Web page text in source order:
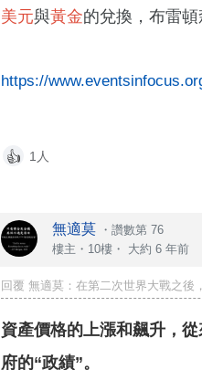
美元與黃金的兌換，布雷頓
https://
👍 1人
無適莫 ・讚數第 76
樓主 ・10樓・ 大約 6 年前
回覆 無適莫：在第二次世界大戰之後
資產價格的上漲和飆升，
府的“政績”。